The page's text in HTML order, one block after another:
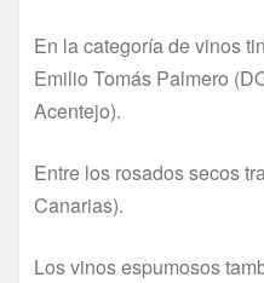
En la categoría de vinos
Emilio Tomás Palmero
Acentejo).
Entre los rosados secos
Canarias).
Los vinos espumosos